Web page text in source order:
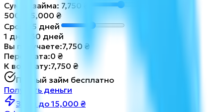
Сумма займа: 7,750
500
15,000 ₴
Срок
15 дней
1 дней 30 дней
Вы получаете:7,750 ₴
Переплата:0 ₴
К возврату:7,750 ₴
Первый займ бесплатно
Получить деньги
Займ до 15,000 ₴